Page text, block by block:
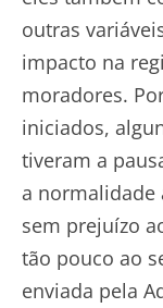
outras
impacto na
moradores.
iniciados,
tiveram a
a normalidade
sem prejuízo
tão pouco ao
enviada pela